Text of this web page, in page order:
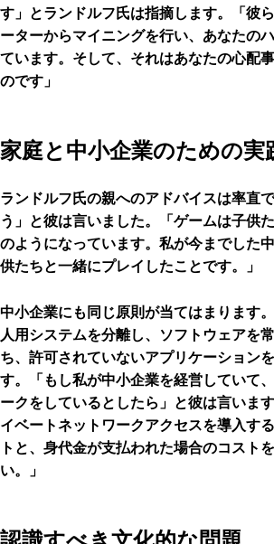
す」とランドルフ氏は指摘します。「彼
ーターからマイニングを行い、あなたの
ています。そして、それはあなたの心配
のです」
家庭と中小企業のための実
ランドルフ氏の親へのアドバイスは率直
う」と彼は言いました。「ゲームは子供
のようになっています。私が今までした
供たちと一緒にプレイしたことです。」
中小企業にも同じ原則が当てはまります
人用システムを分離し、ソフトウェアを
ち、許可されていないアプリケーション
す。「もし私が中小企業を経営していて
ークをしているとしたら」と彼は言いま
イベートネットワークアクセスを導入す
トと、身代金が支払われた場合のコスト
い。」